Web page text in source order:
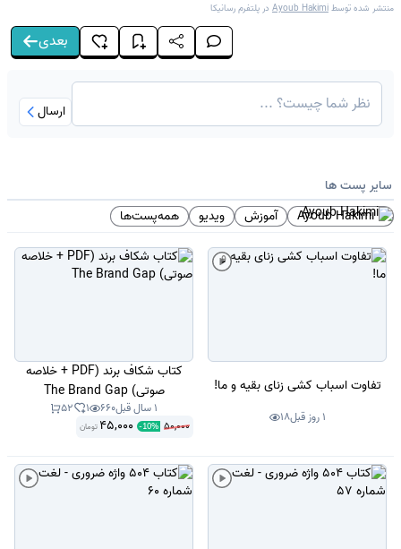
منتشر شده توسطAyoub Hakimi در پلتفرمرسانیکا
بعدی
ارسال
سایر پست ها
Ayoub Hakimi آموزش ویدیو همه‌پست‌ها
تفاوت اسباب کشی زنای بقیه و ما!
1 روز قبل 18
کتاب شکاف برند (PDF + خلاصه
صوتی) The Brand Gap
1 سال قبل 660
1
52
50,000
-10%
45,000 تومان